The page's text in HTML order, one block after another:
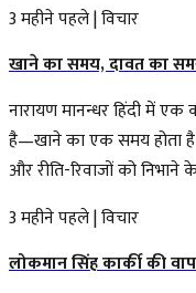
3 महीने पहले|विचार
खाने का समय, दावत का
नारायण मानन्धर हिंदी में
है—खाने का एक समय होता
और रीति-रिवाजों को
3 महीने पहले|विचार
लोकमान सिंह कार्की की